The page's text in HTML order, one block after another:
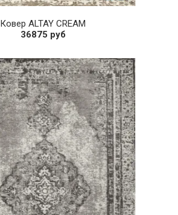
Ковер ALTAY CREAM
36875 руб